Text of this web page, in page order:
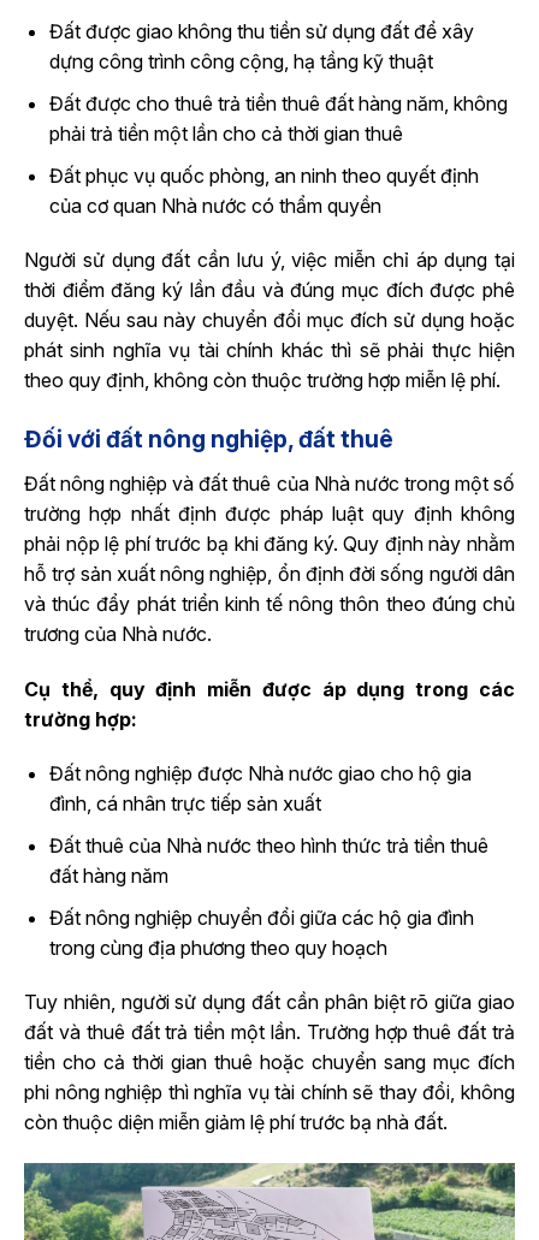
Đất được giao không thu tiền sử dụng đất để xây
dựng công trình công cộng, hạ tầng kỹ thuật
Đất được cho thuê trả tiền thuê đất hàng năm, không
phải trả tiền một lần cho cả thời gian thuê
Đất phục vụ quốc phòng, an ninh theo quyết định
của cơ quan Nhà nước có thẩm quyền
Người sử dụng đất cần lưu ý, việc miễn chỉ áp dụng tại
thời điểm đăng ký lần đầu và đúng mục đích được phê
duyệt. Nếu sau này chuyển đổi mục đích sử dụng hoặc
phát sinh nghĩa vụ tài chính khác thì sẽ phải thực hiện
theo quy định, không còn thuộc trường hợp miễn lệ phí.
Đối với đất nông nghiệp, đất thuê
Đất nông nghiệp và đất thuê của Nhà nước trong một số
trường hợp nhất định được pháp luật quy định không
phải nộp lệ phí trước bạ khi đăng ký. Quy định này nhằm
hỗ trợ sản xuất nông nghiệp, ổn định đời sống người dân
và thúc đẩy phát triển kinh tế nông thôn theo đúng chủ
trương của Nhà nước.
Cụ thể, quy định miễn được áp dụng trong các
trường hợp:
Đất nông nghiệp được Nhà nước giao cho hộ gia
đình, cá nhân trực tiếp sản xuất
Đất thuê của Nhà nước theo hình thức trả tiền thuê
đất hàng năm
Đất nông nghiệp chuyển đổi giữa các hộ gia đình
trong cùng địa phương theo quy hoạch
Tuy nhiên, người sử dụng đất cần phân biệt rõ giữa giao
đất và thuê đất trả tiền một lần. Trường hợp thuê đất trả
tiền cho cả thời gian thuê hoặc chuyển sang mục đích
phi nông nghiệp thì nghĩa vụ tài chính sẽ thay đổi, không
còn thuộc diện miễn giảm lệ phí trước bạ nhà đất.